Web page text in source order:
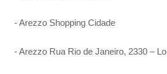
- Arezzo Shopping Cidade
- Arezzo Rua Rio de Janeiro, 2330 –